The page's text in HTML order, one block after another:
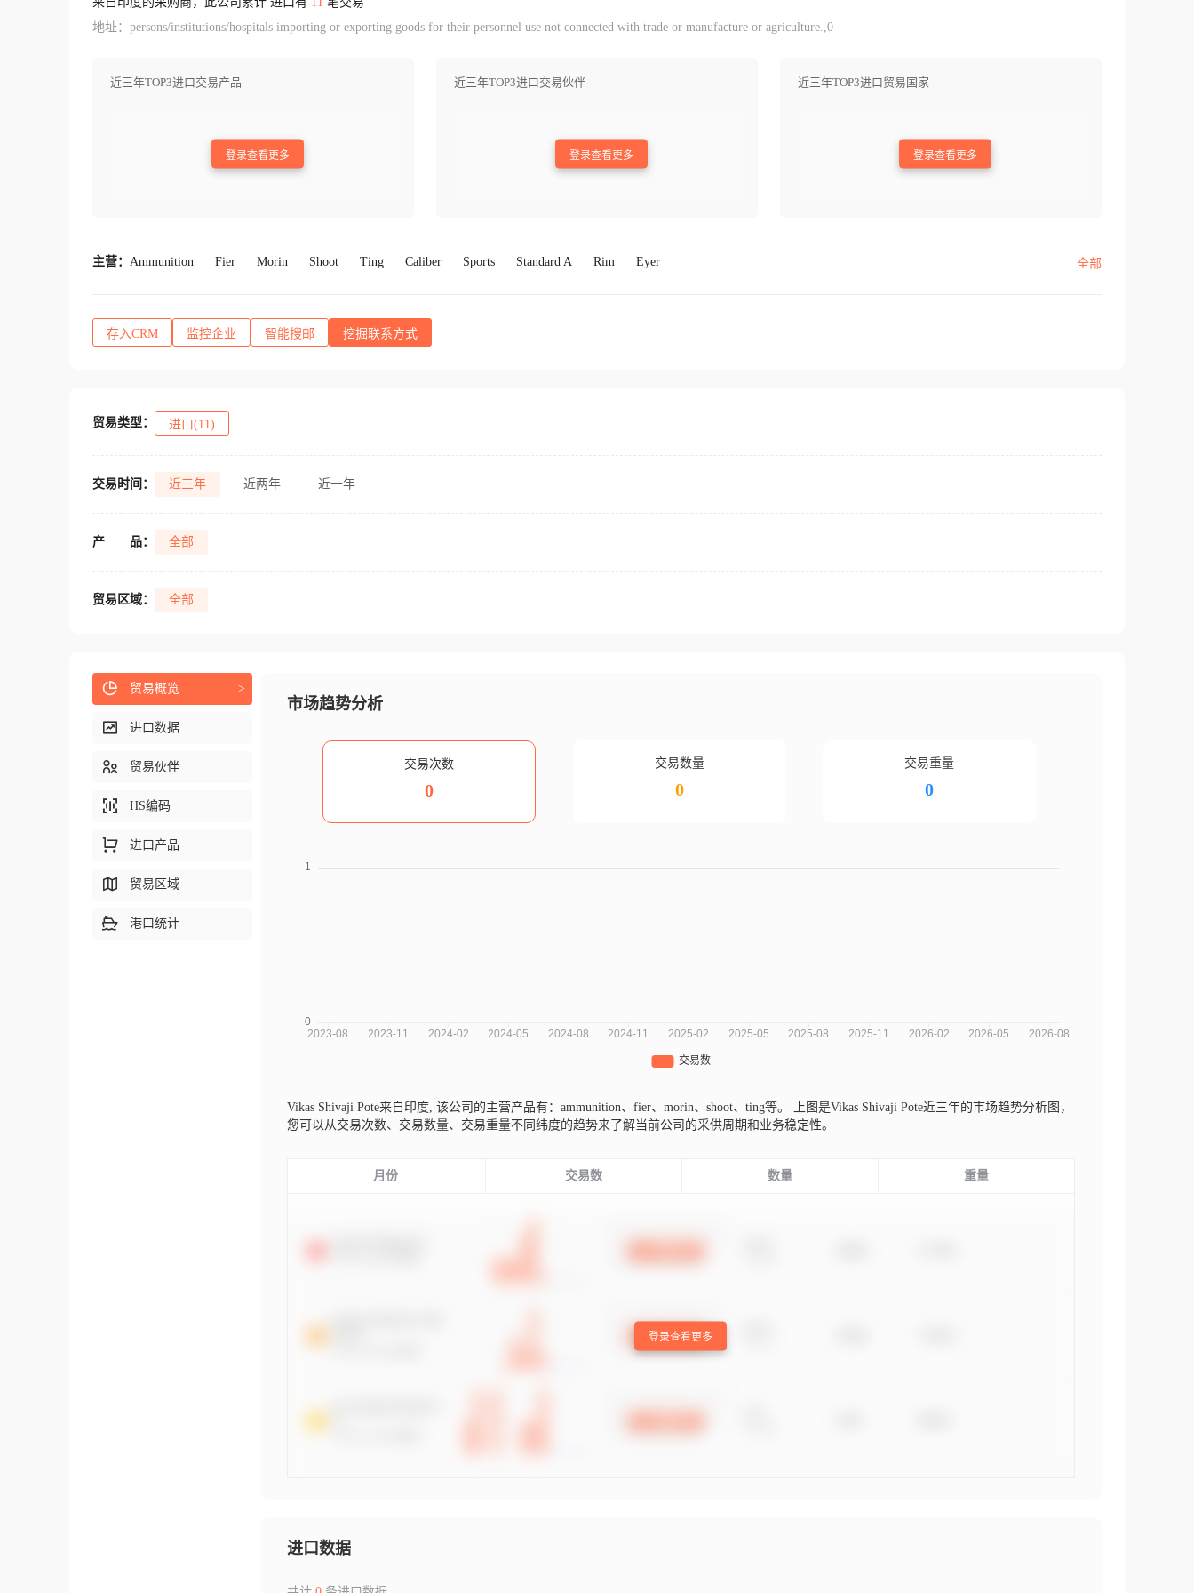
地址：persons/institutions/hospitals importing or exporting goods for their personnel use not connected with trade or manufacture or agriculture.,0
近三年TOP3进口交易产品
登录查看更多
近三年TOP3进口交易伙伴
登录查看更多
近三年TOP3进口贸易国家
登录查看更多
主营： Ammunition Fier Morin Shoot Ting Caliber Sports Standard A Rim Eyer 全部
存入CRM 监控企业 智能搜邮 挖掘联系方式
贸易类型： 进口(11)
交易时间： 近三年 近两年 近一年
产 品： 全部
贸易区域： 全部
市场趋势分析
交易次数
0
交易数量
0
交易重量
0
Vikas Shivaji Pote来自印度, 该公司的主营产品有：ammunition、fier、morin、shoot、ting等。
上图是Vikas Shivaji Pote近三年的市场趋势分析图，
您可以从交易次数、交易数量、交易重量不同纬度的趋势来了解当前公司的采供周期和业务稳定性。
月份 交易数 数量 重量
登录查看更多
进口数据
贸易概览 >
进口数据
贸易伙伴
HS编码
进口产品
贸易区域
港口统计